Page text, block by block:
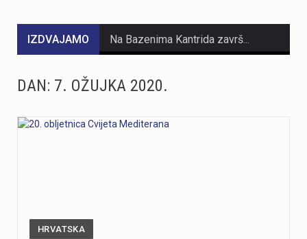
IZDVAJAMO
DAN: 7. OŽUJKA 2020.
HRVATSKA